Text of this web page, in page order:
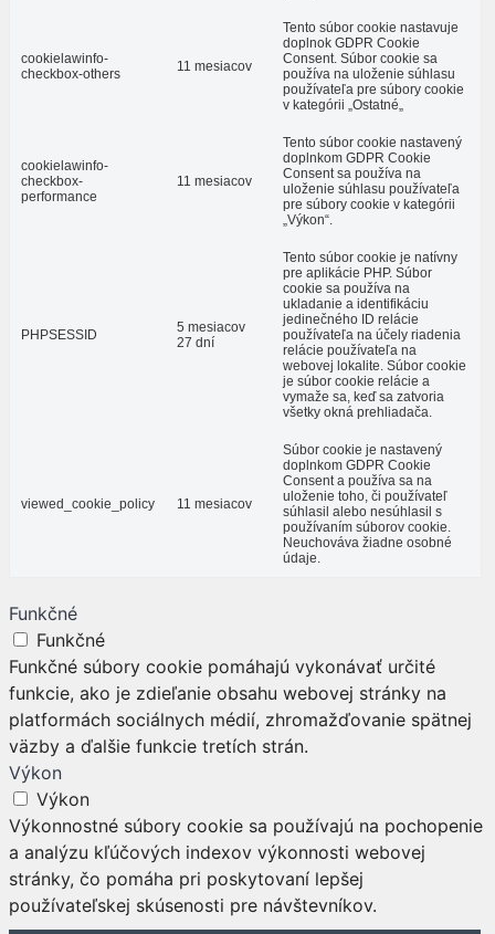
cookielawinfo-
checkbox-others
11 mesiacov
Tento súbor cookie nastavuje
doplnok GDPR Cookie
Consent. Súbor cookie sa
používa na uloženie súhlasu
používateľa pre súbory cookie
v kategórii „Ostatné„
cookielawinfo-
checkbox-
performance
11 mesiacov
Tento súbor cookie nastavený
doplnkom GDPR Cookie
Consent sa používa na
uloženie súhlasu používateľa
pre súbory cookie v kategórii
„Výkon“.
PHPSESSID
5 mesiacov
27 dní
Tento súbor cookie je natívny
pre aplikácie PHP. Súbor
cookie sa používa na
ukladanie a identifikáciu
jedinečného ID relácie
používateľa na účely riadenia
relácie používateľa na
webovej lokalite. Súbor cookie
je súbor cookie relácie a
vymaže sa, keď sa zatvoria
všetky okná prehliadača.
viewed_cookie_policy 11 mesiacov
Súbor cookie je nastavený
doplnkom GDPR Cookie
Consent a používa sa na
uloženie toho, či používateľ
súhlasil alebo nesúhlasil s
používaním súborov cookie.
Neuchováva žiadne osobné
údaje.
Funkčné
Funkčné
Funkčné súbory cookie pomáhajú vykonávať určité
funkcie, ako je zdieľanie obsahu webovej stránky na
platformách sociálnych médií, zhromažďovanie spätnej
väzby a ďalšie funkcie tretích strán.
Výkon
Výkon
Výkonnostné súbory cookie sa používajú na pochopenie
a analýzu kľúčových indexov výkonnosti webovej
stránky, čo pomáha pri poskytovaní lepšej
používateľskej skúsenosti pre návštevníkov.